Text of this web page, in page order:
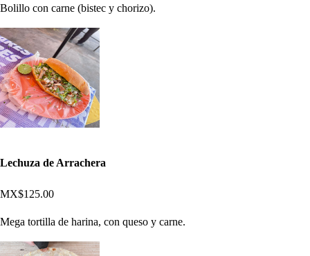
Bolillo con carne (bistec y chorizo).
Lechuza de Arrachera
MX$125.00
Mega tortilla de harina, con queso y carne.